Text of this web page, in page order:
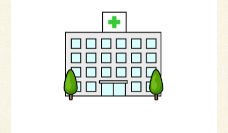
私たちのこと
三和建設の強み
リフォーム